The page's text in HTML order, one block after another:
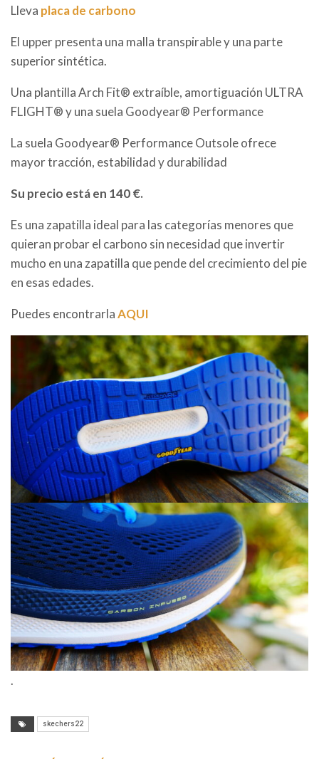
Lleva placa de carbono
El upper presenta una malla transpirable y una parte
superior sintética.
Una plantilla Arch Fit® extraíble, amortiguación ULTRA
FLIGHT® y una suela Goodyear® Performance
La suela Goodyear® Performance Outsole ofrece
mayor tracción, estabilidad y durabilidad
Su precio está en 140 €.
Es una zapatilla ideal para las categorías menores que
quieran probar el carbono sin necesidad que invertir
mucho en una zapatilla que pende del crecimiento del pie
en esas edades.
Puedes encontrarlaAQUI
.
skechers22